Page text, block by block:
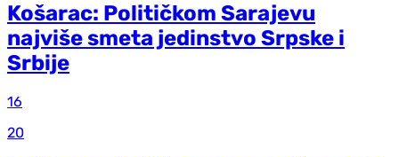
Košarac: Političkom Sarajevu
najviše smeta jedinstvo Srpske i
Srbije
16
20